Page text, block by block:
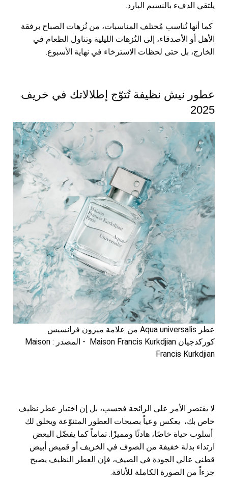
يلتقي الدفء بالنسيم البارد.
كما أنها تُناسب مُختلف المناسبات، من نُزهات الصباح برفقة
الأهل أو الأصدقاء، إلى النُزهات الليلية وتناول الطعام في
الخارج، بل حتى لحظات الاسترخاء في نهاية الأسبوع.
عطور نيش نظيفة تُتوّج إطلالاتك في خريف
2025
عطر Aqua universalis من علامة ميزون فرانسيس
كوركدجيان Maison Francis Kurkdjian - المصدر : Maison
Francis Kurkdjian
لا يقتصر الأمر على الرائحة فحسب، بل إن اختيار عطر نظيف
خاص بك، يعكس وعياً بصيحات العطور المتنوّعة ويخلق لك
أسلوب حياة خاصًا، هادئًا ومميزًا. تماماً كما يفضّل البعض
ارتداء بدلة خفيفة من الصوف في الخريف أو قميص أبيض
قطني عالي الجودة في الصيف، فإن العطر النظيف يصبح
جزءاً من الصورة الكاملة للأناقة.